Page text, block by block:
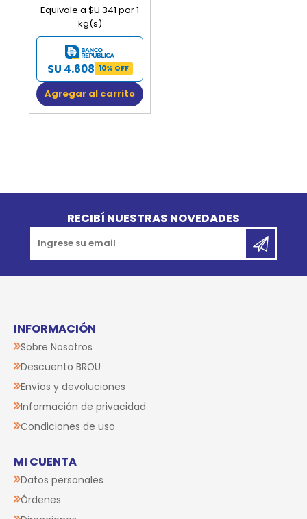
Equivale a $U 341 por 1
kg(s)
$U 4.608 10% OFF
Agregar al carrito
RECIBÍ NUESTRAS NOVEDADES
INFORMACIÓN
Sobre Nosotros
Descuento BROU
Envíos y devoluciones
Información de privacidad
Condiciones de uso
MI CUENTA
Datos personales
Órdenes